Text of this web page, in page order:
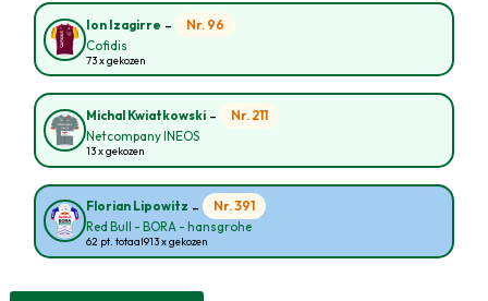
Ion Izagirre - Nr. 96
Cofidis
73 x gekozen
Michal Kwiatkowski - Nr. 211
Netcompany INEOS
13 x gekozen
Florian Lipowitz - Nr. 391
Red Bull - BORA - hansgrohe
62 pt. totaal913 x gekozen